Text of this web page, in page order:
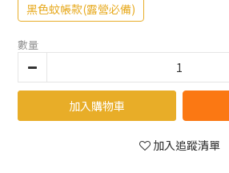
黑色蚊帳款(露營必備)
數量
加入購物車
加入追蹤清單